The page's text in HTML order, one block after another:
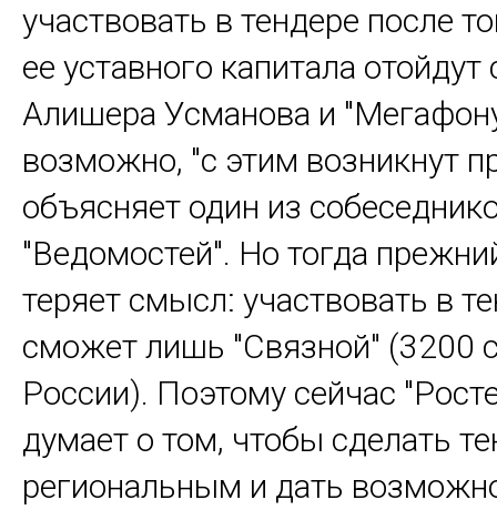
участвовать в тендере после
ее уставного капитала отойдут
Алишера Усманова и
возможно, "с этим возникнут
объясняет один из
"Ведомостей". Но тогда
теряет смысл: участвовать в
сможет лишь "Связной" (3200
России). Поэтому сейчас
думает о том, чтобы сделать
региональным и дать